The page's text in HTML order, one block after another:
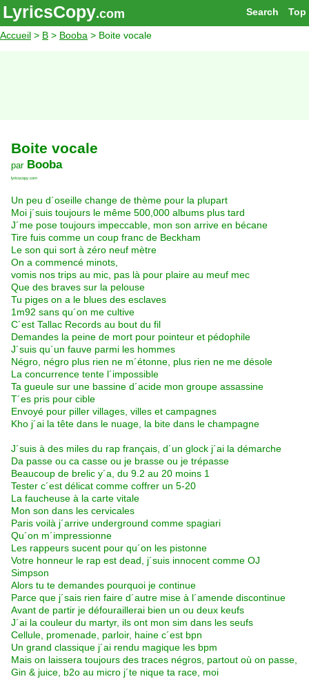
Top
Search
LyricsCopy.com
Accueil > B > Booba > Boite vocale
Boite vocale
par Booba
lyricscopy.com
Un peu d´oseille change de thème pour la plupart
Moi j´suis toujours le même 500,000 albums plus tard
J´me pose toujours impeccable, mon son arrive en bécane
Tire fuis comme un coup franc de Beckham
Le son qui sort à zéro neuf mètre
On a commencé minots,
vomis nos trips au mic, pas là pour plaire au meuf mec
Que des braves sur la pelouse
Tu piges on a le blues des esclaves
1m92 sans qu´on me cultive
C´est Tallac Records au bout du fil
Demandes la peine de mort pour pointeur et pédophile
J´suis qu´un fauve parmi les hommes
Négro, négro plus rien ne m´étonne, plus rien ne me désole
La concurrence tente l´impossible
Ta gueule sur une bassine d´acide mon groupe assassine
T´es pris pour cible
Envoyé pour piller villages, villes et campagnes
Kho j´ai la tête dans le nuage, la bite dans le champagne
J´suis à des miles du rap français, d´un glock j´ai la démarche
Da passe ou ca casse ou je brasse ou je trépasse
Beaucoup de brelic y´a, du 9.2 au 20 moins 1
Tester c´est délicat comme coffrer un 5-20
La faucheuse à la carte vitale
Mon son dans les cervicales
Paris voilà j´arrive underground comme spagiari
Qu´on m´impressionne
Les rappeurs sucent pour qu´on les pistonne
Votre honneur le rap est dead, j´suis innocent comme OJ
Simpson
Alors tu te demandes pourquoi je continue
Parce que j´sais rien faire d´autre mise à l´amende discontinue
Avant de partir je défouraillerai bien un ou deux keufs
J´ai la couleur du martyr, ils ont mon sim dans les seufs
Cellule, promenade, parloir, haine c´est bpn
Un grand classique j´ai rendu magique les bpm
Mais on laissera toujours des traces négros, partout où on passe,
Gin & juice, b2o au micro j´te nique ta race, moi